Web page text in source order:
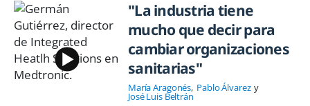
"La industria tiene
mucho que decir para
cambiar organizaciones
sanitarias"
María Aragonés Pablo Álvarez
José Luis Beltrán